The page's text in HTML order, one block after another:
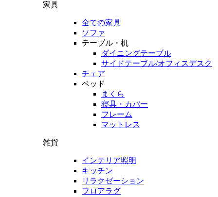
家具
全ての家具
ソファ
テーブル・机
ダイニングテーブル
サイドテーブル/オフィスデスク
チェア
ベッド
まくら
寝具・カバー
フレーム
マットレス
雑貨
インテリア照明
キッチン
リラクゼーション
フロアラグ